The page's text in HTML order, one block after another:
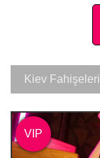
Kiev Fahişeleri
VIP